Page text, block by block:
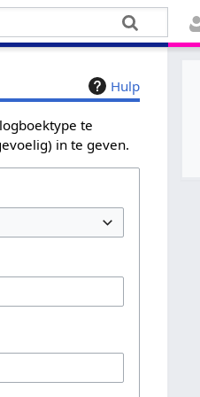
Hulp
te
in te geven.